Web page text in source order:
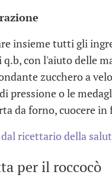
insieme tutti gli
q.b, con l'aiuto delle
zucchero a
pressione o le
da forno, cuocere
ricettario della
per il roccocò